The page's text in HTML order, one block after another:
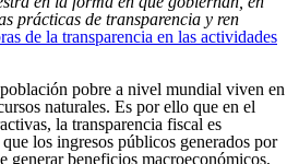
prácticas de transparencia y ren
de la transparencia en las actividades
pobre a nivel mundial viven en
naturales. Es por ello que en el
la transparencia fiscal es
los ingresos públicos generados por
generar beneficios macroeconómicos,